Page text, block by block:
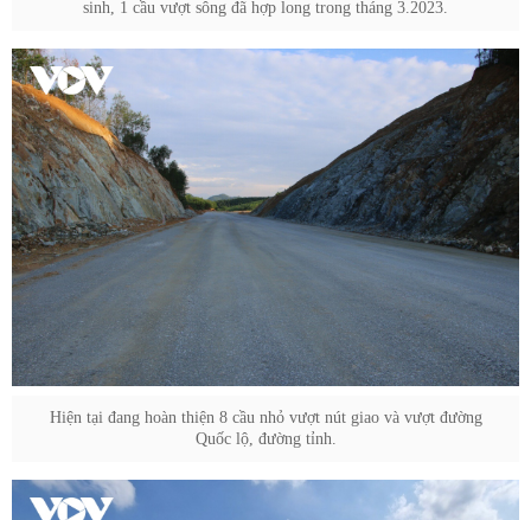
sinh, 1 cầu vượt sông đã hợp long trong tháng 3.2023.
Hiện tại đang hoàn thiện 8 cầu nhỏ vượt nút giao và vượt đường
Quốc lộ, đường tỉnh.